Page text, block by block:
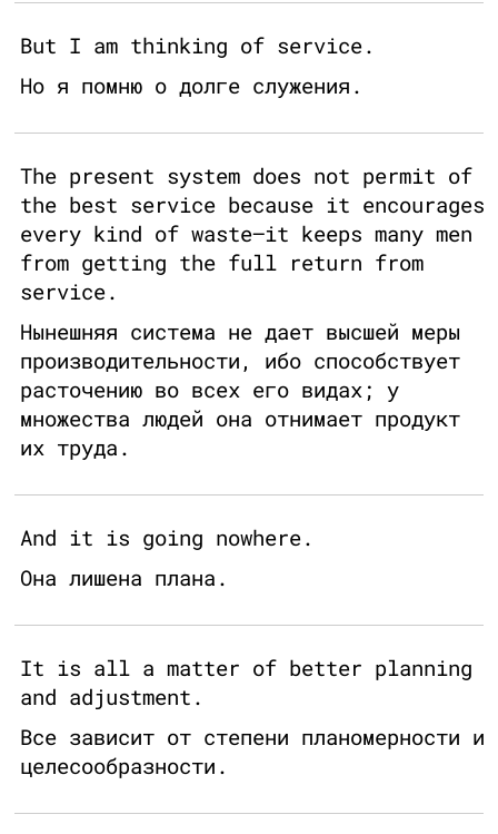
But I am thinking of service.
Но я помню о долге служения.
The present system does not permit of
the best service because it encourages
every kind of waste—it keeps many men
from getting the full return from
service.
Нынешняя система не дает высшей меры
производительности, ибо способствует
расточению во всех его видах; у
множества людей она отнимает продукт
их труда.
And it is going nowhere.
Она лишена плана.
It is all a matter of better planning
and adjustment.
Все зависит от степени планомерности и
целесообразности.